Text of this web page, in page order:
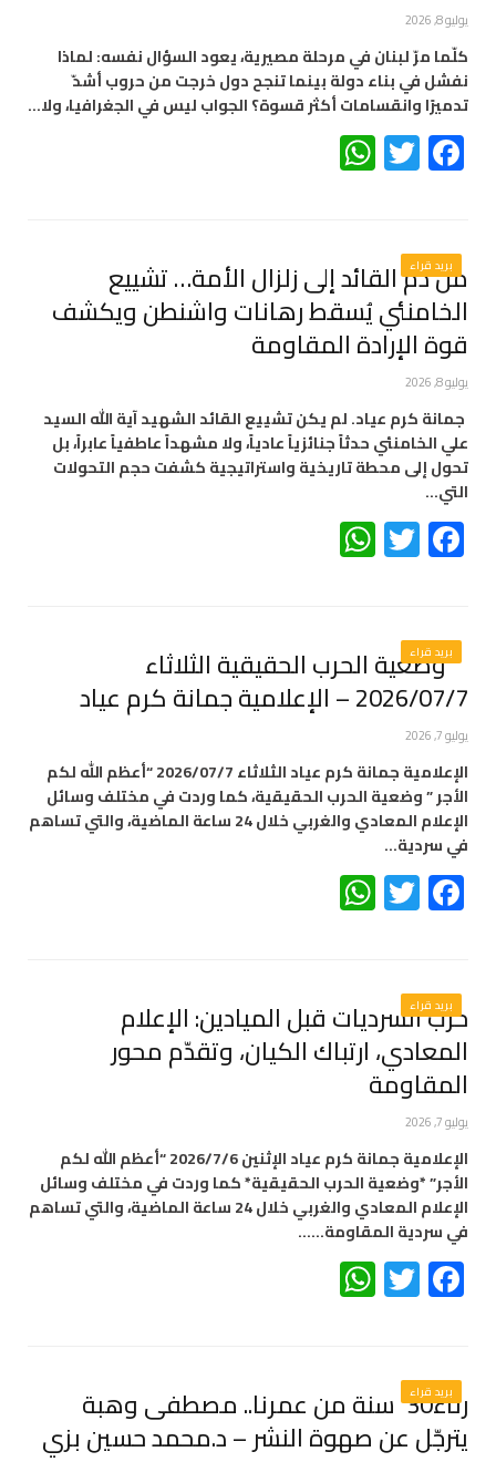
يوليو 8, 2026
كلّما مرّ لبنان في مرحلة مصيرية، يعود السؤال نفسه: لماذا
نفشل في بناء دولة بينما تنجح دول خرجت من حروب أشدّ
تدميرًا وانقسامات أكثر قسوة؟ الجواب ليس في الجغرافيا، ولا…
Facebook
Twitter
بريد قراء
من دم القائد إلى زلزال الأمة… تشييع
الخامنئي يُسقط رهانات واشنطن ويكشف
قوة الإرادة المقاومة
يوليو 8, 2026
جمانة كرم عياد. لم يكن تشييع القائد الشهيد آية الله السيد
علي الخامنئي حدثاً جنائزياً عادياً، ولا مشهداً عاطفياً عابراً، بل
تحول إلى محطة تاريخية واستراتيجية كشفت حجم التحولات
التي…
Facebook
Twitter
بريد قراء
وضعية الحرب الحقيقية الثلاثاء
2026/07/7 – الإعلامية جمانة كرم عياد
يوليو 7, 2026
الإعلامية جمانة كرم عياد الثلاثاء 2026/07/7 “أعظم اللّٰه لكم
الأجر ” وضعية الحرب الحقيقية، كما وردت في مختلف وسائل
الإعلام المعادي والغربي خلال 24 ساعة الماضية، والتي تساهم
في سردية…
Facebook
Twitter
بريد قراء
حرب السرديات قبل الميادين: الإعلام
المعادي، ارتباك الكيان، وتقدّم محور
المقاومة
يوليو 7, 2026
الإعلامية جمانة كرم عياد الإثنين 2026/7/6 “أعظم الله لكم
الأجر” *وضعية الحرب الحقيقية* كما وردت في مختلف وسائل
الإعلام المعادي والغربي خلال 24 ساعة الماضية، والتي تساهم
في سردية المقاومة……
Facebook
Twitter
بريد قراءرثاء30 سنة من عمرنا.. مصطفى وهبة
يترجّل عن صهوة النشر – د.محمد حسين بزي